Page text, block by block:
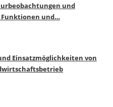
und
Funktionen und…
Einsatzmöglichkeiten von